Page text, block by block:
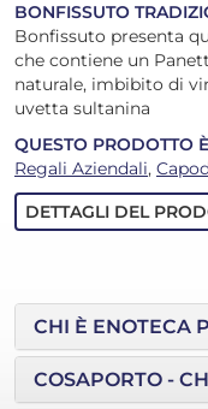
BONFISSUTO
Bonfissuto presenta
che contiene un
naturale, imbibito di
uvetta sultanina
QUESTO PRODOTTO
Regali Aziendali,
DETTAGLI DEL
CHI È ENOTECA
COSAPORTO -